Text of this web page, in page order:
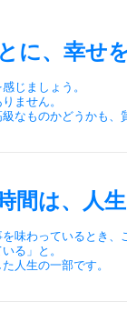
に、幸せ
じましょう。
ません。
なものかどうかも、
間は、人
味わっているとき、
る」と。
人生の一部です。